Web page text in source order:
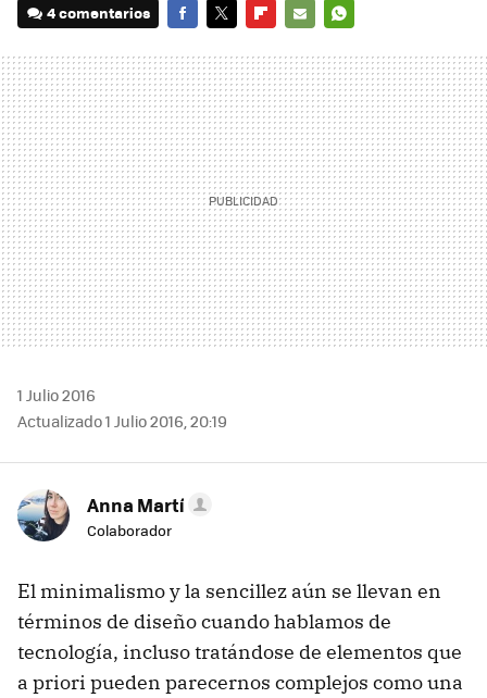
4 comentarios
MAIL
1 Julio 2016
Actualizado 1 Julio 2016, 20:19
Anna Martí
Colaborador
El minimalismo y la sencillez aún se llevan en
términos de diseño cuando hablamos de
tecnología, incluso tratándose de elementos que
a priori pueden parecernos complejos como una